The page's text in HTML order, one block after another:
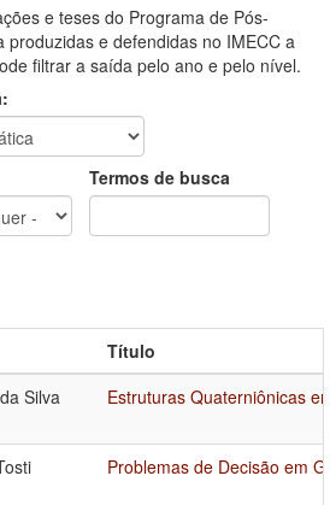
e teses do Programa de Pós-
e defendidas no IMECC a
filtrar a saída pelo ano e pelo nível.
Termos de busca
Título
Silva
Estruturas Quaterniônicas
Problemas de Decisão em